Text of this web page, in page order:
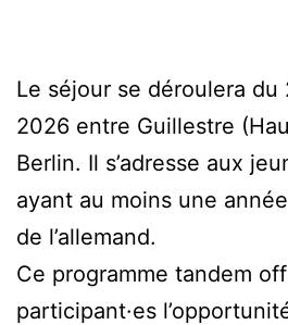
Le séjour se déroulera du
2026 entre Guillestre
Berlin. Il s’adresse aux
ayant au moins une
de l’allemand.
Ce programme tandem
participant·es